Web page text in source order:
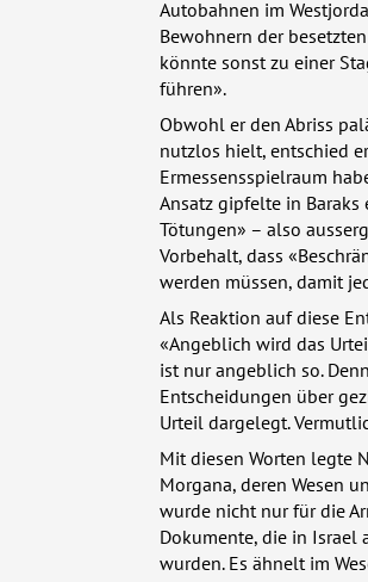
Autobahnen im
Bewohnern der
könnte sonst zu einer
führen».
Obwohl er den Abriss
nutzlos hielt, entschied
Ermessensspielraum
Ansatz gipfelte in
Tötungen» – also
Vorbehalt, dass
werden müssen, damit
Als Reaktion auf diese
«Angeblich wird das
ist nur angeblich so.
Entscheidungen über
Urteil dargelegt.
Mit diesen Worten legte
Morgana, deren Wesen
wurde nicht nur für die
Dokumente, die in Israel
wurden. Es ähnelt im